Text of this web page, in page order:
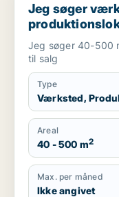
Jeg søger
Vesterbro
Jeg søger 40-500
til salg
Type
Værksted,
Areal
40 - 500 m2
Max. per måned
Ikke angivet